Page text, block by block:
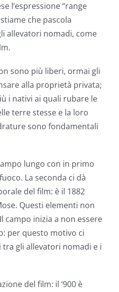
l’espressione “range
che pascola
allevatori nomadi, come
sono più liberi, ormai gli
alla proprietà privata;
i nativi ai quali rubare le
terre stesse e la loro
sono fondamentali
lungo con in primo
La seconda ci dà
del film: è il 1882
Questi elementi non
campo inizia a non essere
per questo motivo ci
gli allevatori nomadi e i
del film: il ‘900 è